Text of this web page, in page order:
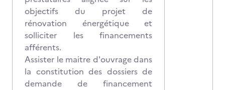
objectifs du projet de
rénovation énergétique et
solliciter les financements
afférents.
Assister le maitre d'ouvrage dans
la constitution des dossiers de
demande de financement